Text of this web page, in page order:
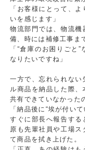
「お客様にとって、
いを感じます」
物流部門では、物流機
備、時には補修工事ま
「“倉庫のお困りごと
なりたいですね」
一方で、忘れられない
ル商品を納品した際
共有できていなかった
「納品後に“埃が付い
すぐに部長へ報告する
原も先輩社員や工場
て商品を拭き上げた。